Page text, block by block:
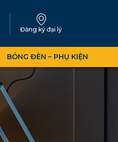
Đăng ký đại lý
BÓNG ĐÈN – PHỤ KIỆN